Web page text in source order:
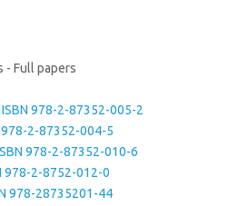
- Full papers
978-2-87352-005-2
978-2-87352-004-5
978-2-87352-010-6
978-2-8752-012-0
978-28735201-44